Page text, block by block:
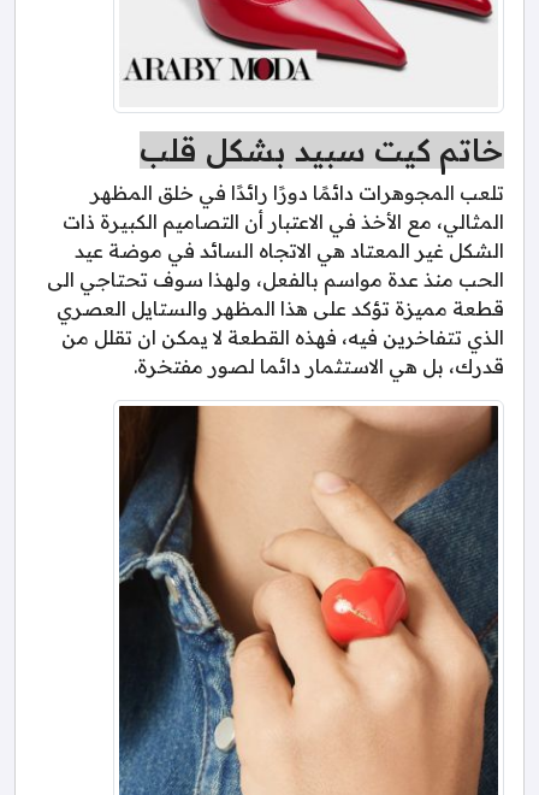
خاتم كيت سبيد بشكل قلب
تلعب المجوهرات دائمًا دورًا رائدًا في خلق المظهر
المثالي، مع الأخذ في الاعتبار أن التصاميم الكبيرة ذات
الشكل غير المعتاد هي الاتجاه السائد في موضة عيد
الحب منذ عدة مواسم بالفعل، ولهذا سوف تحتاجي الى
قطعة مميزة تؤكد على هذا المظهر والستايل العصري
الذي تتفاخرين فيه، فهذه القطعة لا يمكن ان تقلل من
قدرك، بل هي الاستثمار دائما لصور مفتخرة.